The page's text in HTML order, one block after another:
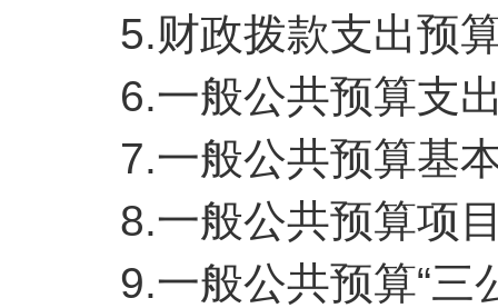
5.财政拨款支出预算
6.一般公共预算支
7.一般公共预算基本
8.一般公共预算项目
9.一般公共预算“三